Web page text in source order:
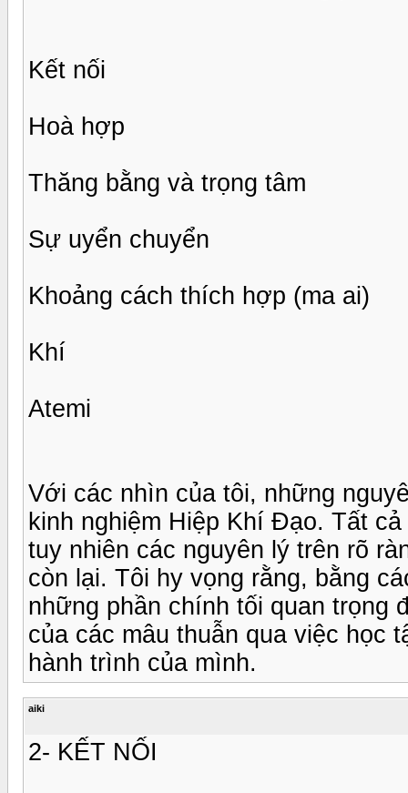
Kết nối
Hoà hợp
Thăng bằng và trọng tâm
Sự uyển chuyển
Khoảng cách thích hợp (ma ai)
Khí
Atemi
Với các nhìn của tôi, những
kinh nghiệm Hiệp Khí Đạo. Tất
tuy nhiên các nguyên lý trên rõ
còn lại. Tôi hy vọng rằng, bằng
những phần chính tối quan trọng
của các mâu thuẫn qua việc học
hành trình của mình.
aiki
2- KẾT NỐI